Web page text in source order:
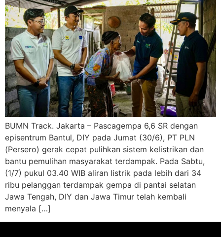
BUMN Track. Jakarta – Pascagempa 6,6 SR dengan
episentrum Bantul, DIY pada Jumat (30/6), PT PLN
(Persero) gerak cepat pulihkan sistem kelistrikan dan
bantu pemulihan masyarakat terdampak. Pada Sabtu,
(1/7) pukul 03.40 WIB aliran listrik pada lebih dari 34
ribu pelanggan terdampak gempa di pantai selatan
Jawa Tengah, DIY dan Jawa Timur telah kembali
menyala […]